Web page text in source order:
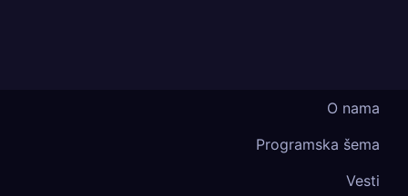
O nama
Programska šema
Vesti